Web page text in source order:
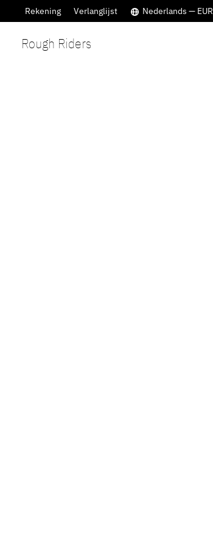
Rekening Verlanglijst Nederlands — EUR
Rough Riders